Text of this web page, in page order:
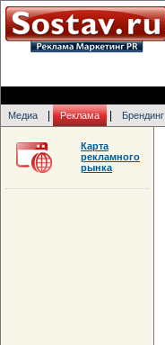
Медиа Реклама Брендинг
Карта
рекламного
рынка